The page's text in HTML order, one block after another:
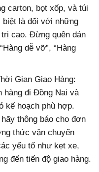
carton, bọt xốp, và túi
biệt là đối với những
cao. Đừng quên dán
dễ vỡ”, “Hàng
Gian Giao Hàng:
hàng đi Đồng Nai và
kế hoạch phù hợp.
thông báo cho đơn
thức vận chuyển
yếu tố như kẹt xe,
đến tiến độ giao hàng.